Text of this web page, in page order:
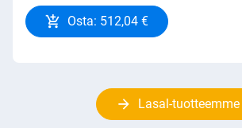
Osta: 512,04 €
Lasal-tuotteemme